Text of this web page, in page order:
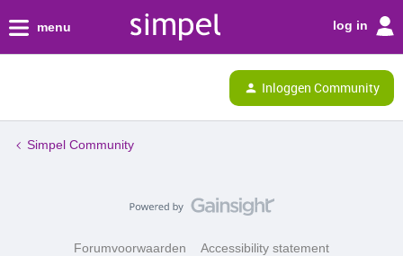
menu log in
Inloggen Community
Simpel Community
Forumvoorwaarden Accessibility statement